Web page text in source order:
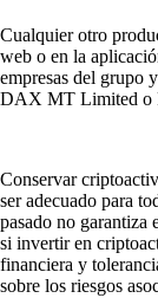
Cualquier otro
web o en la
empresas del grupo
DAX MT Limited o
Conservar
ser adecuado para
pasado no garantiza
si invertir en
financiera y
sobre los riesgos